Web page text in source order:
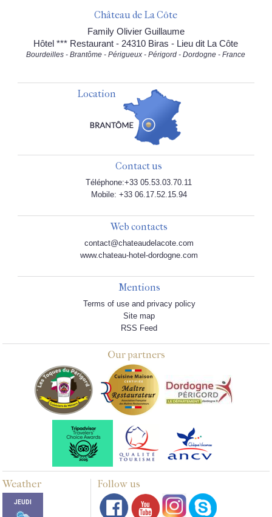
Château de La Côte
Family Olivier Guillaume
Hôtel *** Restaurant - 24310 Biras - Lieu dit La Côte
Bourdeilles - Brantôme - Périgueux - Périgord - Dordogne - France
Location
Contact us
Téléphone:+33 05.53.03.70.11
Mobile: +33 06.17.52.15.94
Web contacts
contact@chateaudelacote.com
www.chateau-hotel-dordogne.com
Mentions
Terms of use and privacy policy
Site map
RSS Feed
Our partners
Weather Follow us